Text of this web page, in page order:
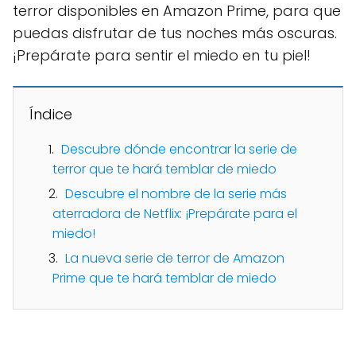
terror disponibles en Amazon Prime, para que
puedas disfrutar de tus noches más oscuras.
¡Prepárate para sentir el miedo en tu piel!
Índice
Descubre dónde encontrar la serie de
terror que te hará temblar de miedo
Descubre el nombre de la serie más
aterradora de Netflix: ¡Prepárate para el
miedo!
La nueva serie de terror de Amazon
Prime que te hará temblar de miedo